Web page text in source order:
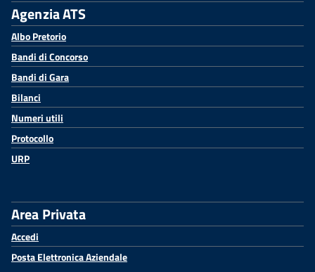
Agenzia ATS
Albo Pretorio
Bandi di Concorso
Bandi di Gara
Bilanci
Numeri utili
Protocollo
URP
Area Privata
Accedi
Posta Elettronica Aziendale